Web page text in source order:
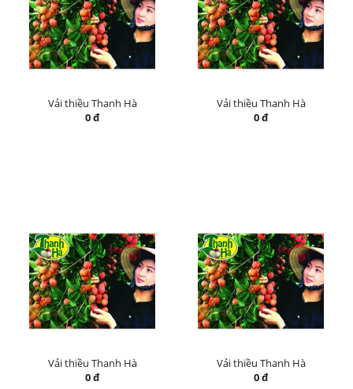
Vải thiều Thanh Hà
0 đ
Vải thiều Thanh Hà
0 đ
Vải thiều Thanh Hà
0 đ
Vải thiều Thanh Hà
0 đ